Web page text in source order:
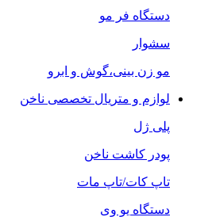
دستگاه فر مو
سشوار
مو زن بینی،گوش و ابرو
لوازم و متریال تخصصی ناخن
پلی ژل
پودر کاشت ناخن
تاپ کات/تاپ مات
دستگاه یو وی